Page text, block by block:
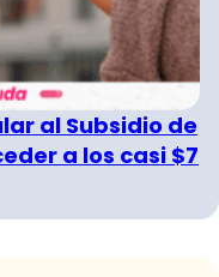
al Subsidio de
a los casi $7